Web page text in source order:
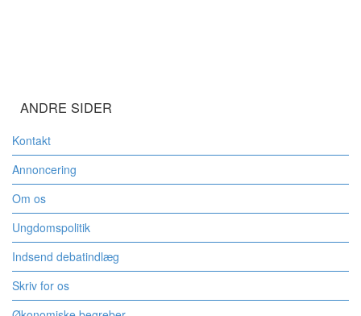
ANDRE SIDER
Kontakt
Annoncering
Om os
Ungdomspolitik
Indsend debatindlæg
Skriv for os